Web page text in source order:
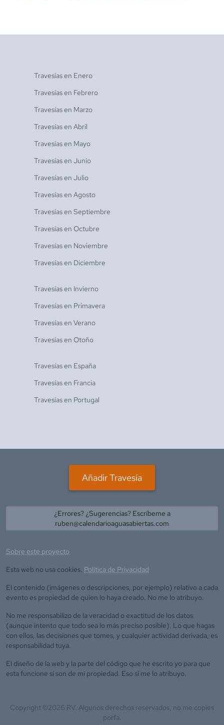
Travesías en Enero
Travesías en Febrero
Travesías en Marzo
Travesías en Abril
Travesías en Mayo
Travesías en Junio
Travesías en Julio
Travesías en Agosto
Travesías en Septiembre
Travesías en Octubre
Travesías en Noviembre
Travesías en Diciembre
Travesías en Invierno
Travesías en Primavera
Travesías en Verano
Travesías en Otoño
Travesías en España
Travesías en Francia
Travesías en Portugal
Añadir Travesía
¿Errores? ¿Sugerencias? Escríbeme a
ruben@calendarioaguasabiertas.com
Sobre este proyecto
Esta web no usa cookies. Política de Privacidad
El contenido (imágenes o descripciones, por ejemplo) relativo a cada
evento es propiedad de quien lo haya creado. No me lo atribuyo.
No me responsabilizo de la veracidad o exactitud de los datos
(aunque intento que todo sea lo más preciso posible). Lo que hagas
con ellos, las decisiones que tomes, y cualquier actividad derivada, es
responsabilidad tuya.
El diseño de la web y la parte del código que he escrito yo para que
esta funcione sí son de mi propiedad. Eso sí me lo atribuyo.
Copyright ©2026 RV. Algunos derechos reservados, no me copies
porfa.